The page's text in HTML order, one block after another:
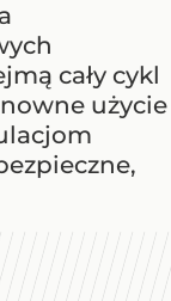
cały cykl
użycie